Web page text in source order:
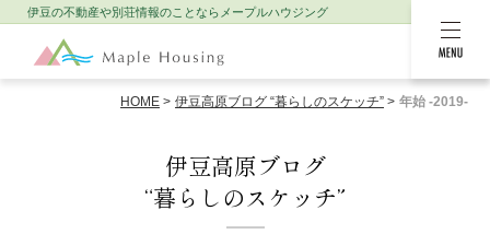
MENU
伊豆の不動産や別荘情報のことなら メープルハウジング
HOME 伊豆高原ブログ “暮らしのスケッチ” 年始 -2019-
伊豆高原ブログ
“暮らしのスケッチ”